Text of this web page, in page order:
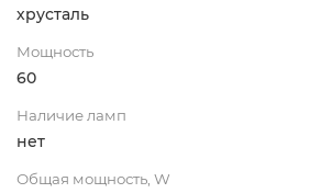
хрусталь
Мощность
60
Наличие ламп
нет
Общая мощность, W